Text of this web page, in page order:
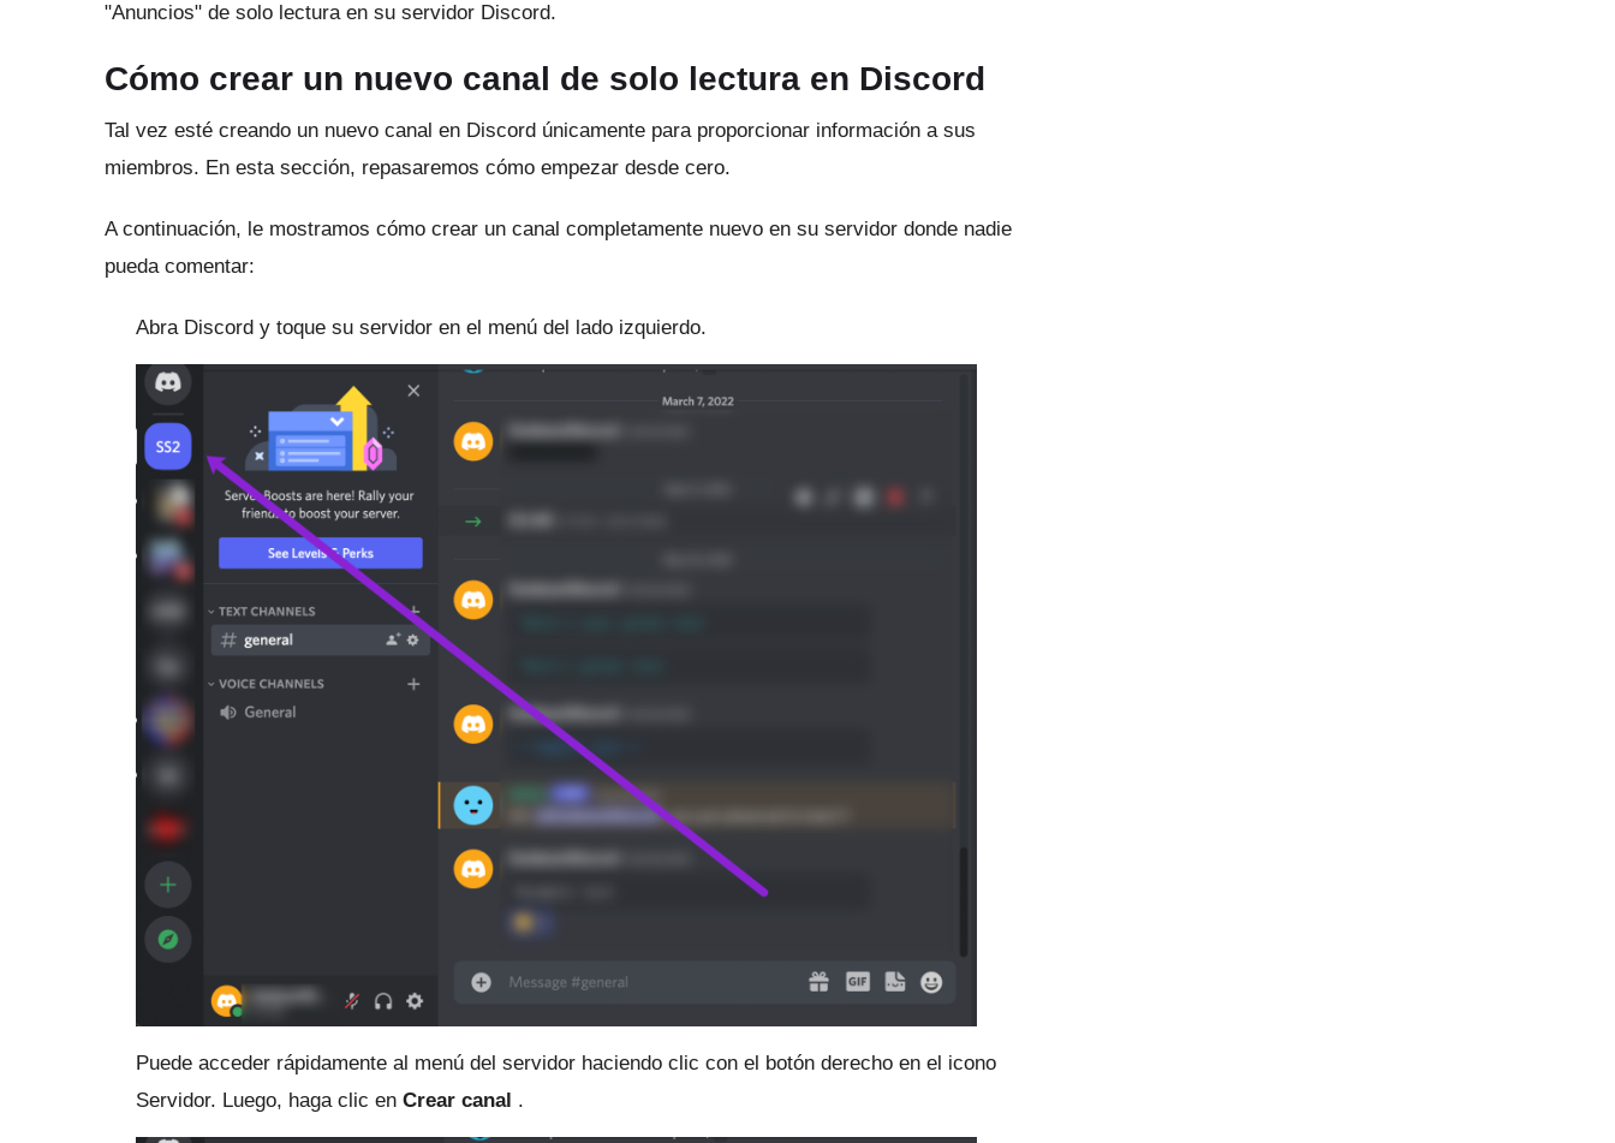
"Anuncios" de solo lectura en su servidor Discord.
Cómo crear un nuevo canal de solo lectura en Discord
Tal vez esté creando un nuevo canal en Discord únicamente para proporcionar información a sus
miembros. En esta sección, repasaremos cómo empezar desde cero.
A continuación, le mostramos cómo crear un canal completamente nuevo en su servidor donde nadie
pueda comentar:
Abra Discord y toque su servidor en el menú del lado izquierdo.
Puede acceder rápidamente al menú del servidor haciendo clic con el botón derecho en el icono
Servidor. Luego, haga clic en Crear canal .